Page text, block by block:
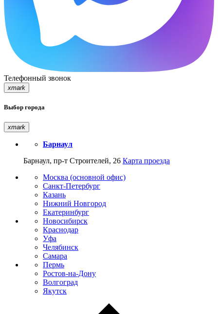
Телефонный звонок
xmark
Выбор города
xmark
Барнаул
Барнаул, пр-т Строителей, 26 Карта проезда
Москва (основной офис)
Санкт-Петербург
Казань
Нижний Новгород
Екатеринбург
Новосибирск
Краснодар
Уфа
Челябинск
Самара
Пермь
Ростов-на-Дону
Волгоград
Якутск